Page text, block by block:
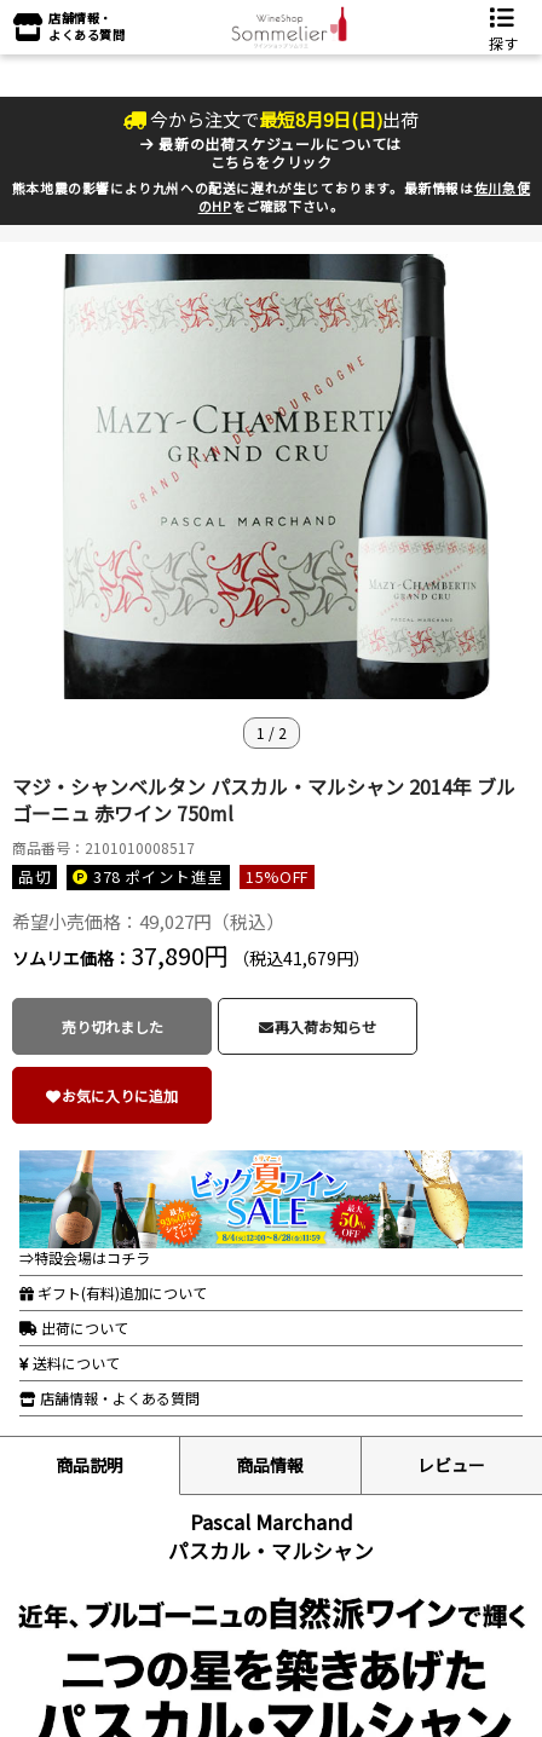
店舗情報・
よくある質問
探す
今から注文で最短8月9日(日)出荷
最新の出荷スケジュールについては
こちらをクリック
熊本地震の影響により九州への配送に遅れが生じております。最新情報は佐川急便
のHPをご確認下さい。
1 / 2
マジ・シャンベルタン パスカル・マルシャン 2014年 ブル
ゴーニュ 赤ワイン 750ml
商品番号：2101010008517
品切 378 ポイント進呈 15%OFF
希望小売価格：49,027円（税込）
ソムリエ価格： 37,890円 （税込41,679円）
売り切れました 再入荷お知らせ
お気に入りに追加
⇒特設会場はコチラ
ギフト(有料)追加について
出荷について
送料について
店舗情報・よくある質問
商品説明 商品情報 レビュー
Pascal Marchand
パスカル・マルシャン